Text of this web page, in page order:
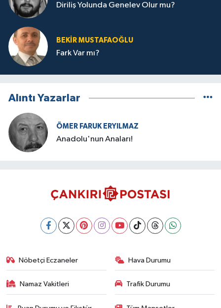
Diriliş Yolunda Genelev Olur mu?
BEKIR MUSTAFAOĞLU
Fark Var mı?
Alıntı Yazarlar
ÖMER FARUK ERYILMAZ
Anadolu'nun Anaları!
Nöbetçi Eczaneler Hava Durumu
Namaz Vakitleri Trafik Durumu